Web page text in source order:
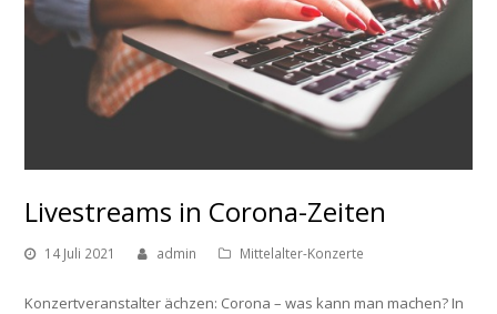
Livestreams in Corona-Zeiten
14 Juli 2021 admin Mittelalter-Konzerte
Konzertveranstalter ächzen: Corona – was kann man machen? In